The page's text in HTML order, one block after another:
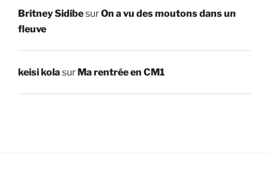
Britney SidibesurOn a vu des moutons dans un
fleuve
keisi kolasur Ma rentrée en CM1